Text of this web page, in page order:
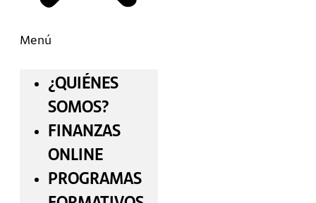
Menú
¿QUIÉNES
SOMOS?
FINANZAS
ONLINE
PROGRAMAS